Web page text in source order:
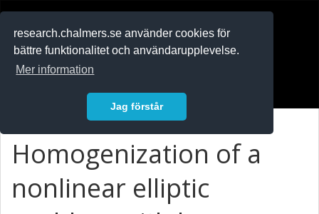
research.chalmers.se använder cookies för
bättre funktionalitet och användarupplevelse.
Mer information
Jag förstår
Homogenization of a
nonlinear elliptic